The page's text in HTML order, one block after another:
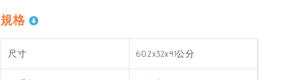
規格
尺寸 60.2x32x41公分